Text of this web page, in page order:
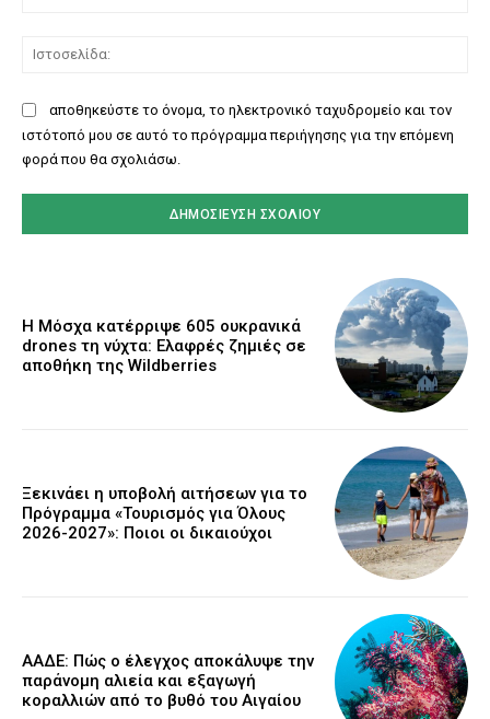
αποθηκεύστε το όνομα, το ηλεκτρονικό ταχυδρομείο και τον
ιστότοπό μου σε αυτό το πρόγραμμα περιήγησης για την επόμενη
φορά που θα σχολιάσω.
Η Μόσχα κατέρριψε 605 ουκρανικά
drones τη νύχτα: Ελαφρές ζημιές σε
αποθήκη της Wildberries
Ξεκινάει η υποβολή αιτήσεων για το
Πρόγραμμα «Τουρισμός για Όλους
2026-2027»: Ποιοι οι δικαιούχοι
ΑΑΔΕ: Πώς ο έλεγχος αποκάλυψε την
παράνομη αλιεία και εξαγωγή
κοραλλιών από το βυθό του Αιγαίου